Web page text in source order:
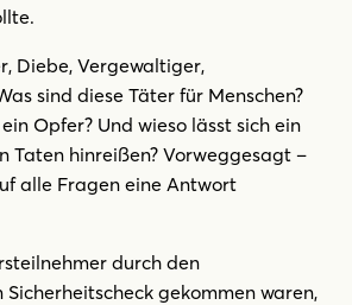
Diebe, Vergewaltiger,
sind diese Täter für Menschen?
Opfer? Und wieso lässt sich ein
Taten hinreißen? Vorweggesagt –
alle Fragen eine Antwort
durch den
gekommen waren,